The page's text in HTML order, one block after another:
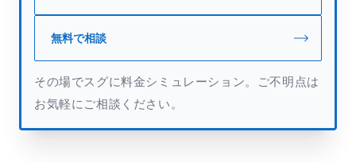
無料で相談
その場でスグに料金シミュレーション。ご不明点は
お気軽にご相談ください。